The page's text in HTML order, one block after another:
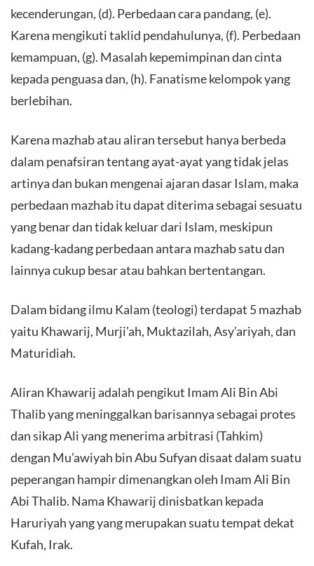
kecenderungan, (d). Perbedaan cara pandang, (e).
Karena mengikuti taklid pendahulunya, (f). Perbedaan
kemampuan, (g). Masalah kepemimpinan dan cinta
kepada penguasa dan, (h). Fanatisme kelompok yang
berlebihan.
Karena mazhab atau aliran tersebut hanya berbeda
dalam penafsiran tentang ayat-ayat yang tidak jelas
artinya dan bukan mengenai ajaran dasar Islam, maka
perbedaan mazhab itu dapat diterima sebagai sesuatu
yang benar dan tidak keluar dari Islam, meskipun
kadang-kadang perbedaan antara mazhab satu dan
lainnya cukup besar atau bahkan bertentangan.
Dalam bidang ilmu Kalam (teologi) terdapat 5 mazhab
yaitu Khawarij, Murji’ah, Muktazilah, Asy’ariyah, dan
Maturidiah.
Aliran Khawarij adalah pengikut Imam Ali Bin Abi
Thalib yang meninggalkan barisannya sebagai protes
dan sikap Ali yang menerima arbitrasi (Tahkim)
dengan Mu’awiyah bin Abu Sufyan disaat dalam suatu
peperangan hampir dimenangkan oleh Imam Ali Bin
Abi Thalib. Nama Khawarij dinisbatkan kepada
Haruriyah yang yang merupakan suatu tempat dekat
Kufah, Irak.